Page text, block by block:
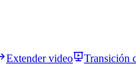
Extender video Transición